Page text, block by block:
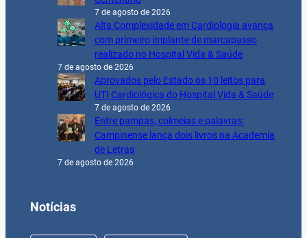
7 de agosto de 2026
Alta Complexidade em Cardiologia avança
com primeiro implante de marcapasso
realizado no Hospital Vida & Saúde
7 de agosto de 2026
Aprovados pelo Estado os 10 leitos para
UTI Cardiológica do Hospital Vida & Saúde
7 de agosto de 2026
Entre pampas, colmeias e palavras:
Campinense lança dois livros na Academia
de Letras
7 de agosto de 2026
Notícias